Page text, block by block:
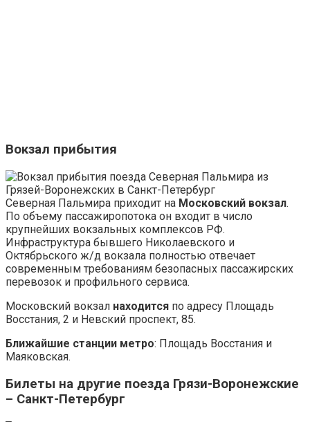
Вокзал прибытия
Северная Пальмира приходит на Московский вокзал.
По объему пассажиропотока он входит в число
крупнейших вокзальных комплексов РФ.
Инфраструктура бывшего Николаевского и
Октябрьского ж/д вокзала полностью отвечает
современным требованиям безопасных пассажирских
перевозок и профильного сервиса.
Московский вокзал находится по адресу Площадь
Восстания, 2 и Невский проспект, 85.
Ближайшие станции метро: Площадь Восстания и
Маяковская.
Билеты на другие поезда Грязи-Воронежские
– Санкт-Петербург